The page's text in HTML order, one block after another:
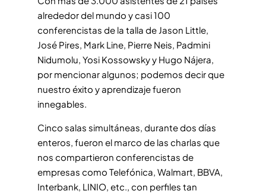
alrededor del mundo y casi 100
conferencistas de la talla de Jason Little,
José Pires, Mark Line, Pierre Neis, Padmini
Nidumolu, Yosi Kossowsky y Hugo Nájera,
por mencionar algunos; podemos decir que
nuestro éxito y aprendizaje fueron
innegables.
Cinco salas simultáneas, durante dos días
enteros, fueron el marco de las charlas que
nos compartieron conferencistas de
empresas como Telefónica, Walmart, BBVA,
Interbank, LINIO, etc., con perfiles tan